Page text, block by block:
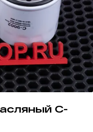
C-